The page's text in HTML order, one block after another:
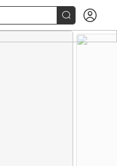
 